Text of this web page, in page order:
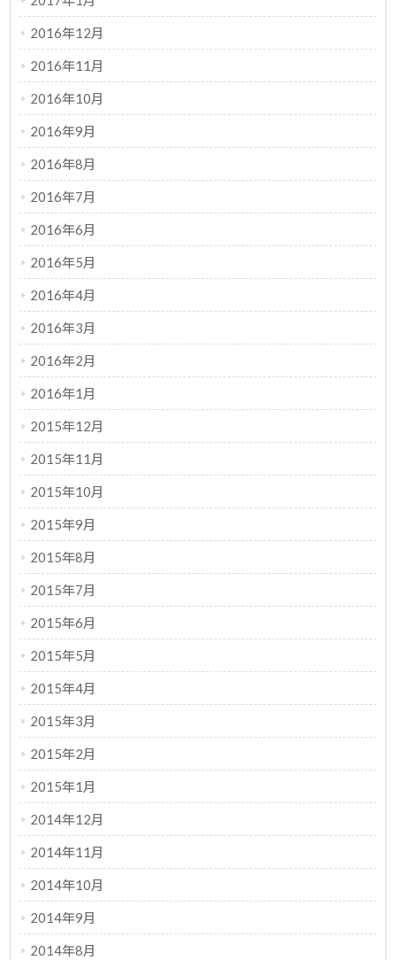
2016年12月
2016年11月
2016年10月
2016年9月
2016年8月
2016年7月
2016年6月
2016年5月
2016年4月
2016年3月
2016年2月
2016年1月
2015年12月
2015年11月
2015年10月
2015年9月
2015年8月
2015年7月
2015年6月
2015年5月
2015年4月
2015年3月
2015年2月
2015年1月
2014年12月
2014年11月
2014年10月
2014年9月
2014年8月